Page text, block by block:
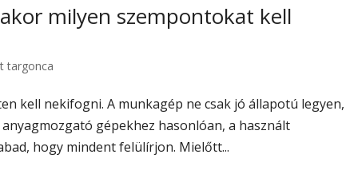
milyen szempontokat kell
targonca
kell nekifogni. A munkagép ne csak jó állapotú legyen,
gépekhez hasonlóan, a használt
hogy mindent felülírjon. Mielőtt...